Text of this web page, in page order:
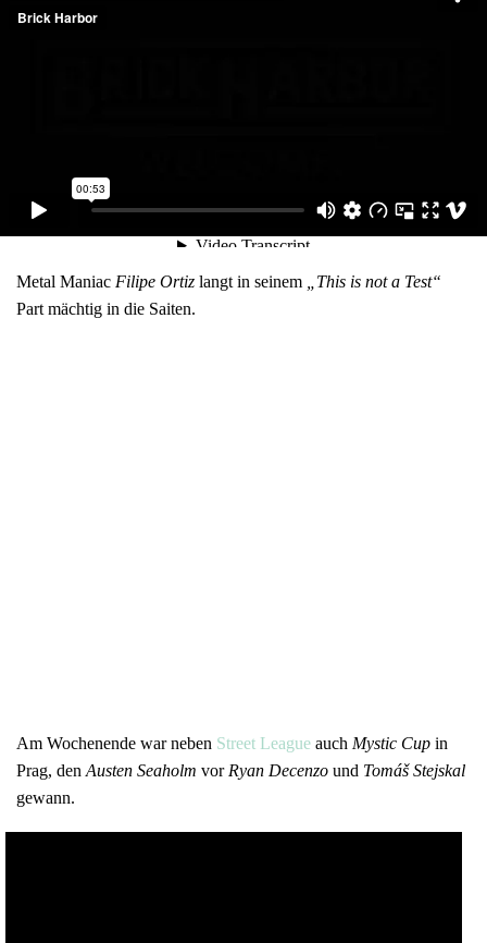
Metal Maniac Filipe Ortiz langt in seinem
„This is not a Test“
Part mächtig in die Saiten.
Am Wochenende war neben Street League auch Mystic Cup in
Prag, den Austen Seaholm vor Ryan Decenzo und Tomáš Stejskal
gewann.